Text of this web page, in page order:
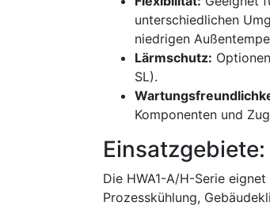
unterschiedlichen
niedrigen
Lärmschutz:
SL).
Komponenten und
Einsatzgebiete:
Die HWA1-A/H-Serie
Prozesskühlung,